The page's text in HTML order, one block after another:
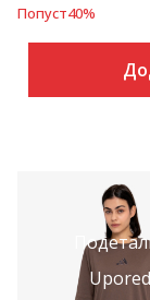
Попуст40%